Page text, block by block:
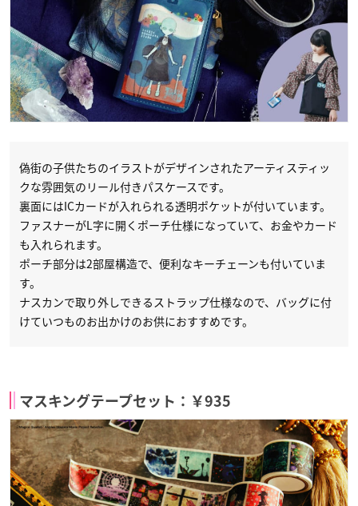
偽街の子供たちのイラストがデザインされたアーティスティッ
クな雰囲気のリール付きパスケースです。
裏面にはICカードが入れられる透明ポケットが付いています。
ファスナーがL字に開くポーチ仕様になっていて、お金やカード
も入れられます。
ポーチ部分は2部屋構造で、便利なキーチェーンも付いていま
す。
ナスカンで取り外しできるストラップ仕様なので、バッグに付
けていつものお出かけのお供におすすめです。
マスキングテープセット：￥935